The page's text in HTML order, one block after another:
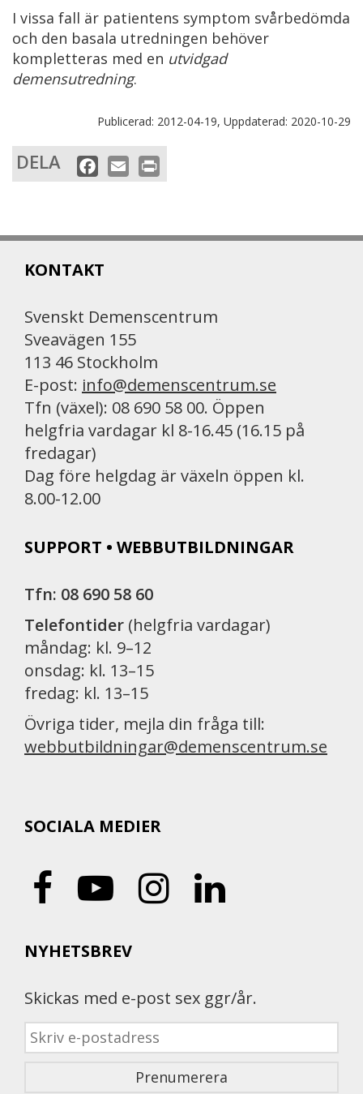
I vissa fall är patientens symptom svårbedömda
och den basala utredningen behöver
kompletteras med en utvidgad
demensutredning.
Publicerad: 2012-04-19, Uppdaterad: 2020-10-29
DELA
a
o
k
m
r
KONTAKT
Svenskt Demenscentrum
Sveavägen 155
113 46 Stockholm
E-post: info@demenscentrum.se
Tfn (växel): 08 690 58 00. Öppen
helgfria vardagar kl 8-16.45 (16.15 på
fredagar)
Dag före helgdag är växeln öppen kl.
8.00-12.00
SUPPORT • WEBBUTBILDNINGAR
Tfn: 08 690 58 60
Telefontider (helgfria vardagar)
måndag: kl. 9–12
onsdag: kl. 13–15
fredag: kl. 13–15
Övriga tider, mejla din fråga till:
webbutbildningar@demenscentrum.se
SOCIALA MEDIER
NYHETSBREV
Skickas med e-post sex ggr/år.